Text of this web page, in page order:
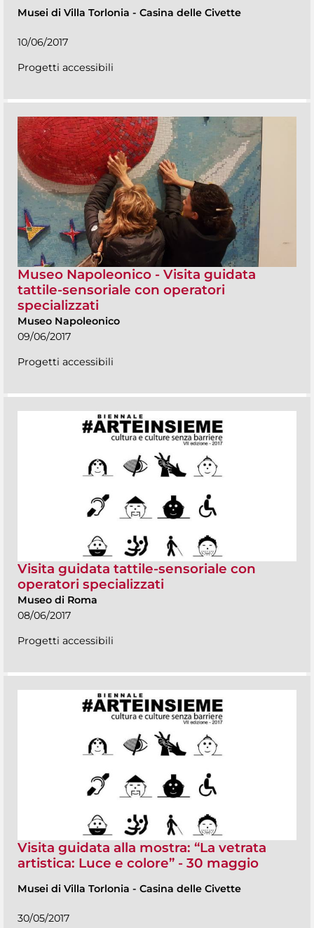
Musei di Villa Torlonia - Casina delle Civette
10/06/2017
Progetti accessibili
Museo Napoleonico - Visita guidata
tattile-sensoriale con operatori
specializzati
Museo Napoleonico
09/06/2017
Progetti accessibili
Visita guidata tattile-sensoriale con
operatori specializzati
Museo di Roma
08/06/2017
Progetti accessibili
Visita guidata alla mostra: “La vetrata
artistica: Luce e colore” - 30 maggio
Musei di Villa Torlonia - Casina delle Civette
30/05/2017